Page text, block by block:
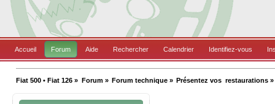
Accueil Forum Aide Rechercher Calendrier Identifiez-vous
Fiat 500 • Fiat 126 » Forum» Forum technique» Présentez vos  restaurations »